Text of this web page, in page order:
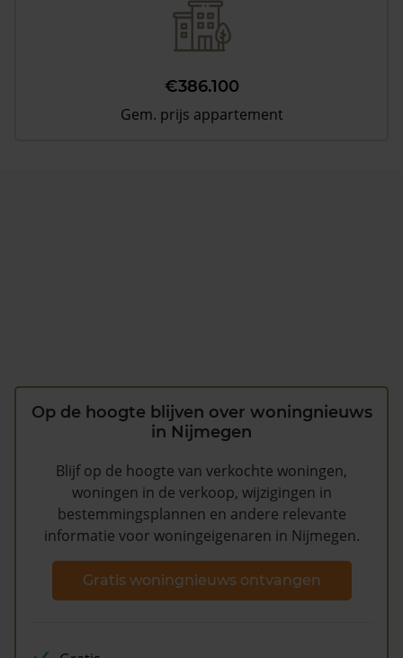
€386.100
Gem. prijs appartement
Op de hoogte blijven over woningnieuws
in Nijmegen
Blijf op de hoogte van verkochte woningen,
woningen in de verkoop, wijzigingen in
bestemmingsplannen en andere relevante
informatie voor woningeigenaren in Nijmegen.
Gratis woningnieuws ontvangen